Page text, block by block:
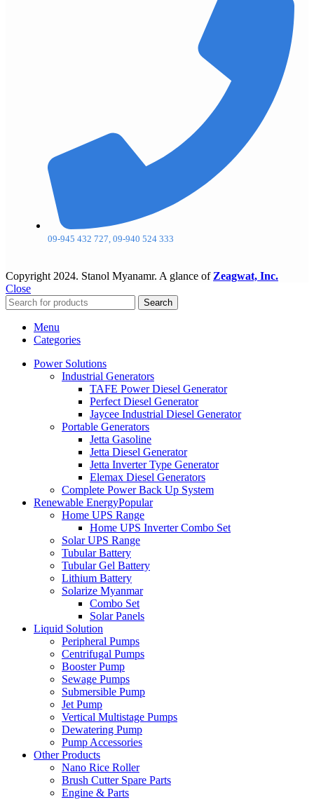
09-945 432 727, 09-940 524 333
Copyright 2024. Stanol Myanamr. A glance of Zeagwat, Inc.
Close
Search
Menu
Categories
Power Solutions
Industrial Generators
TAFE Power Diesel Generator
Perfect Diesel Generator
Jaycee Industrial Diesel Generator
Portable Generators
Jetta Gasoline
Jetta Diesel Generator
Jetta Inverter Type Generator
Elemax Diesel Generators
Complete Power Back Up System
Renewable EnergyPopular
Home UPS Range
Home UPS Inverter Combo Set
Solar UPS Range
Tubular Battery
Tubular Gel Battery
Lithium Battery
Solarize Myanmar
Combo Set
Solar Panels
Liquid Solution
Peripheral Pumps
Centrifugal Pumps
Booster Pump
Sewage Pumps
Submersible Pump
Jet Pump
Vertical Multistage Pumps
Dewatering Pump
Pump Accessories
Other Products
Nano Rice Roller
Brush Cutter Spare Parts
Engine & Parts